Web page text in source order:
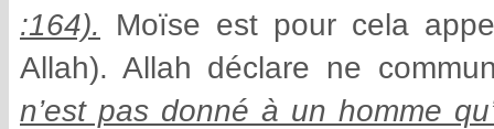
:164). Moïse est pour cela
Allah). Allah déclare ne
n’est pas donné à un homme